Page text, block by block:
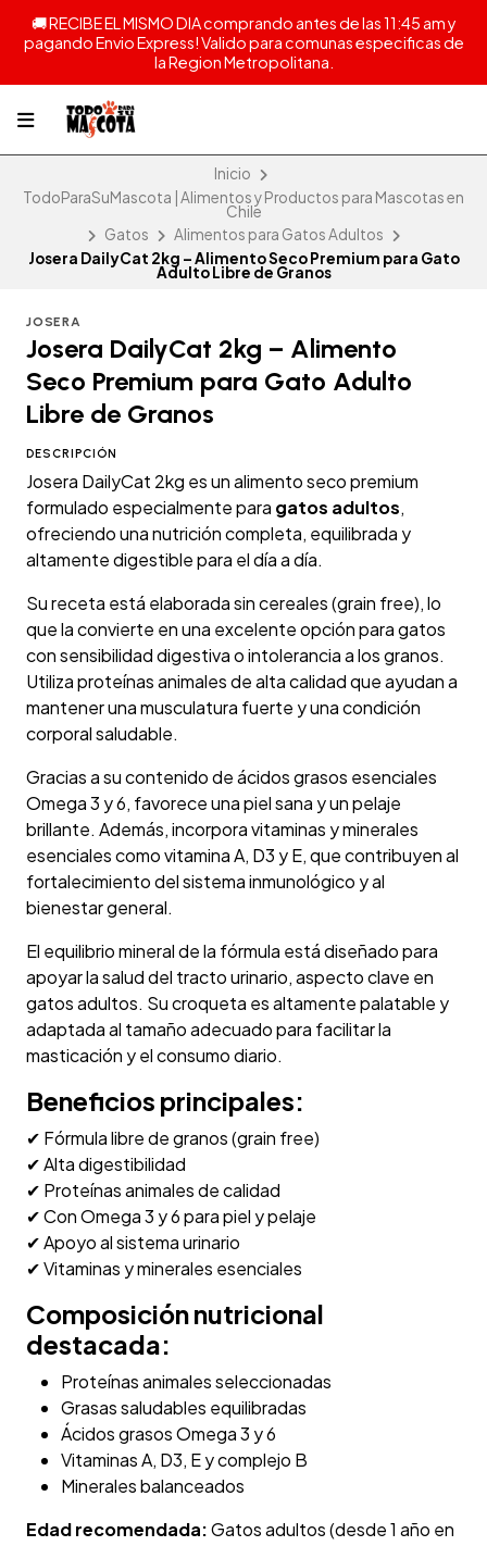
🚚 RECIBE EL MISMO DIA comprando antes de las 11:45 am y
pagando Envio Express! Valido para comunas especificas de
la Region Metropolitana.
Inicio
TodoParaSuMascota | Alimentos y Productos para Mascotas en
Chile
Gatos
Alimentos para Gatos Adultos
Josera DailyCat 2kg – Alimento Seco Premium para Gato
Adulto Libre de Granos
JOSERA
Josera DailyCat 2kg – Alimento
Seco Premium para Gato Adulto
Libre de Granos
DESCRIPCIÓN
Josera DailyCat 2kg es un alimento seco premium
formulado especialmente para gatos adultos,
ofreciendo una nutrición completa, equilibrada y
altamente digestible para el día a día.
Su receta está elaborada sin cereales (grain free), lo
que la convierte en una excelente opción para gatos
con sensibilidad digestiva o intolerancia a los granos.
Utiliza proteínas animales de alta calidad que ayudan a
mantener una musculatura fuerte y una condición
corporal saludable.
Gracias a su contenido de ácidos grasos esenciales
Omega 3 y 6, favorece una piel sana y un pelaje
brillante. Además, incorpora vitaminas y minerales
esenciales como vitamina A, D3 y E, que contribuyen al
fortalecimiento del sistema inmunológico y al
bienestar general.
El equilibrio mineral de la fórmula está diseñado para
apoyar la salud del tracto urinario, aspecto clave en
gatos adultos. Su croqueta es altamente palatable y
adaptada al tamaño adecuado para facilitar la
masticación y el consumo diario.
Beneficios principales:
✔ Fórmula libre de granos (grain free)
✔ Alta digestibilidad
✔ Proteínas animales de calidad
✔ Con Omega 3 y 6 para piel y pelaje
✔ Apoyo al sistema urinario
✔ Vitaminas y minerales esenciales
Composición nutricional
destacada:
Proteínas animales seleccionadas
Grasas saludables equilibradas
Ácidos grasos Omega 3 y 6
Vitaminas A, D3, E y complejo B
Minerales balanceados
Edad recomendada:Gatos adultos (desde 1 año en